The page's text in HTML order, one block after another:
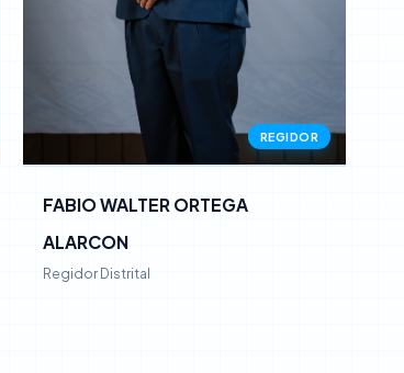
REGIDOR
FABIO WALTER ORTEGA
ALARCON
Regidor Distrital